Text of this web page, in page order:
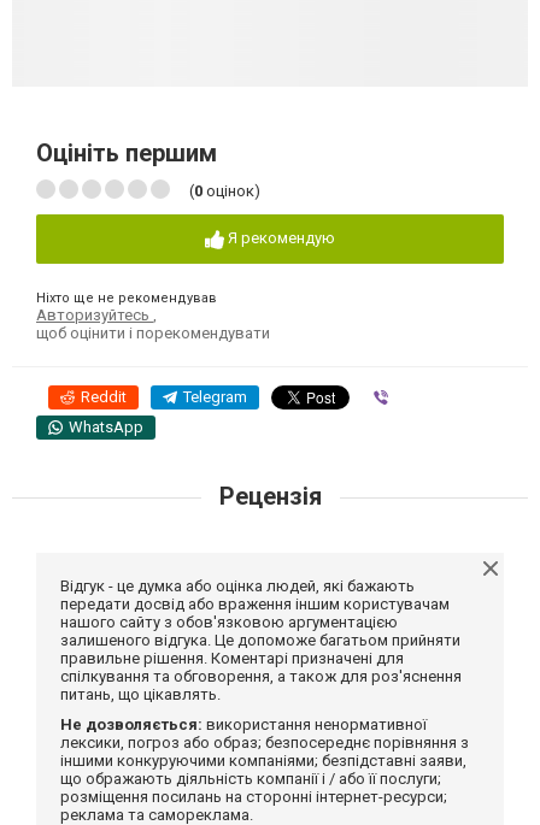
Оцініть першим
(0 оцінок)
Я рекомендую
Ніхто ще не рекомендував
Авторизуйтесь
щоб оцінити і порекомендувати
Reddit Telegram
WhatsApp
Рецензія
Відгук - це думка або оцінка людей, які бажають
передати досвід або враження іншим користувачам
нашого сайту з обов'язковою аргументацією
залишеного відгука. Це допоможе багатьом прийняти
правильне рішення. Коментарі призначені для
спілкування та обговорення, а також для роз'яснення
питань, що цікавлять.
Не дозволяється: використання ненормативної
лексики, погроз або образ; безпосереднє порівняння з
іншими конкуруючими компаніями; безпідставні заяви,
що ображають діяльність компанії і / або її послуги;
розміщення посилань на сторонні інтернет-ресурси;
реклама та самореклама.